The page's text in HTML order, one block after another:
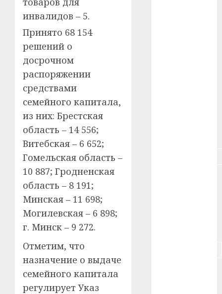
инвалидов – 5.
Принято 68 154
решений о
досрочном
распоряжении
средствами
семейного капитала,
из них: Брестская
область – 14 556;
Витебская – 6 652;
Гомельская область –
10 887; Гродненская
область – 8 191;
Минская – 11 698;
Могилевская – 6 898;
г. Минск – 9 272.
Отметим, что
назначение о выдаче
семейного капитала
регулирует Указ